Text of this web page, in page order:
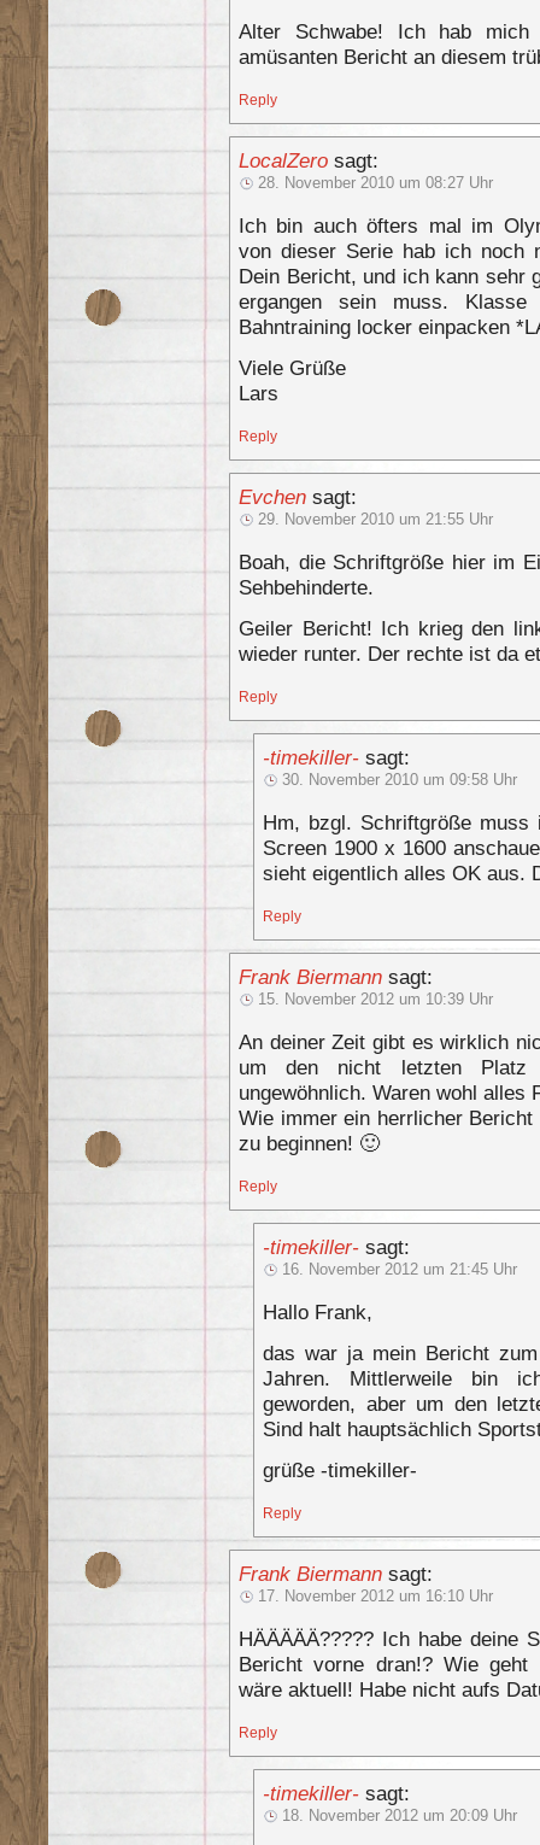
Alter Schwabe! Ich hab
amüsanten Bericht an diesem
Reply
LocalZero sagt:
28. November 2010 um 08:27 Uhr
Ich bin auch öfters mal im
von dieser Serie hab ich noch
Dein Bericht, und ich kann sehr
ergangen sein muss.
Bahntraining locker einpacken
Viele Grüße
Lars
Reply
Evchen sagt:
29. November 2010 um 21:55 Uhr
Boah, die Schriftgröße hier im
Sehbehinderte.
Geiler Bericht! Ich krieg den
wieder runter. Der rechte ist da
Reply
-timekiller- sagt:
30. November 2010 um 09:58 Uhr
Hm, bzgl. Schriftgröße
Screen 1900 x 1600
sieht eigentlich alles OK aus.
Reply
Frank Biermann sagt:
15. November 2012 um 10:39 Uhr
An deiner Zeit gibt es wirklich
um den nicht letzten
ungewöhnlich. Waren wohl alles
Wie immer ein herrlicher
zu beginnen! 🙂
Reply
-timekiller- sagt:
16. November 2012 um 21:45 Uhr
Hallo Frank,
das war ja mein Bericht
Jahren. Mittlerweile bin
geworden, aber um den
Sind halt hauptsächlich
grüße -timekiller-
Reply
Frank Biermann sagt:
17. November 2012 um 16:10 Uhr
HÄÄÄÄÄ????? Ich habe deine
Bericht vorne dran!? Wie
wäre aktuell! Habe nicht aufs
Reply
-timekiller- sagt:
18. November 2012 um 20:09 Uhr